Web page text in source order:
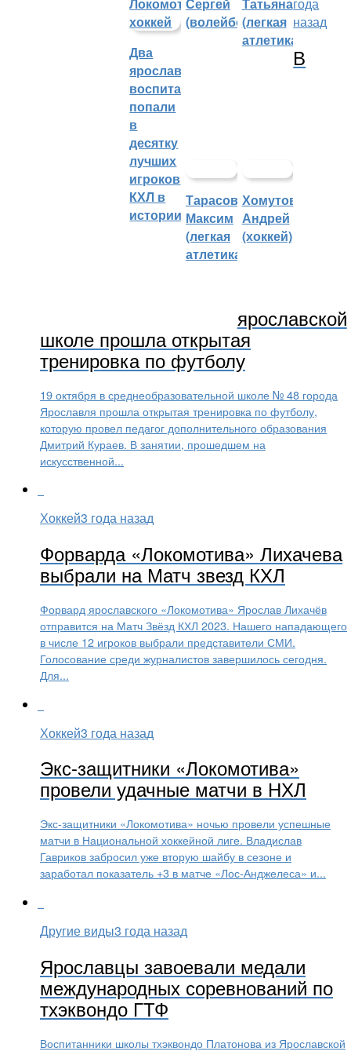
Два
ярославских
воспитанника
попали
в
десятку
лучших
игроков
КХЛ в
истории
(волейбол)(легкая
атлетика)
Тарасов
Максим
(легкая
атлетика)
Хомутов
Андрей
(хоккей)
назад
В
ярославской
школе прошла открытая
тренировка по футболу
19 октября в среднеобразовательной школе № 48 города
Ярославля прошла открытая тренировка по футболу,
которую провел педагог дополнительного образования
Дмитрий Кураев. В занятии, прошедшем на
искусственной...
Хоккей3 года назад
Форварда «Локомотива» Лихачева
выбрали на Матч звезд КХЛ
Форвард ярославского «Локомотива» Ярослав Лихачёв
отправится на Матч Звёзд КХЛ 2023. Нашего нападающего
в числе 12 игроков выбрали представители СМИ.
Голосование среди журналистов завершилось сегодня.
Для...
Хоккей3 года назад
Экс-защитники «Локомотива»
провели удачные матчи в НХЛ
Экс-защитники «Локомотива» ночью провели успешные
матчи в Национальной хоккейной лиге. Владислав
Гавриков забросил уже вторую шайбу в сезоне и
заработал показатель +3 в матче «Лос-Анджелеса» и...
Другие виды3 года назад
Ярославцы завоевали медали
международных соревнований по
тхэквондо ГТФ
Воспитанники школы тхэквондо Платонова из Ярославской